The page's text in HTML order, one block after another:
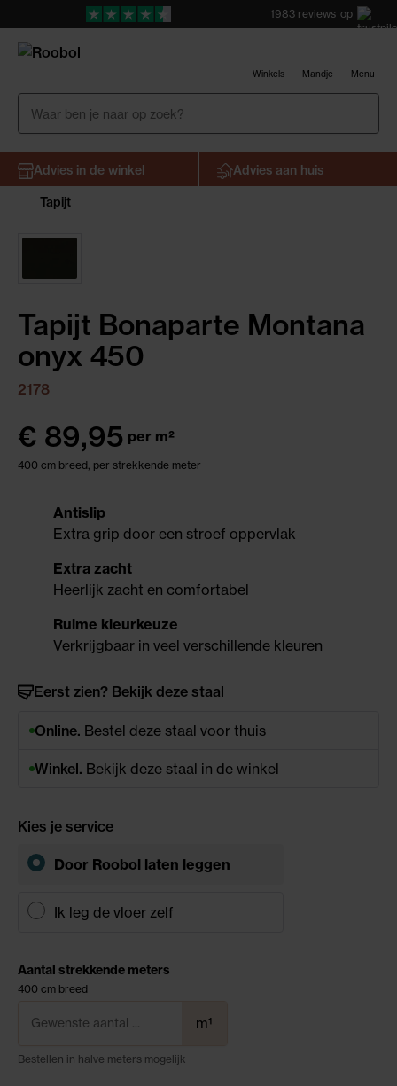
1983 reviews op
Winkels Mandje Menu
Advies in de winkel
Advies aan huis
Tapijt
Tapijt Bonaparte Montana
onyx 450
2178
€ 89,95 per m²
400 cm breed, per strekkende meter
Antislip
Extra grip door een stroef oppervlak
Extra zacht
Heerlijk zacht en comfortabel
Ruime kleurkeuze
Verkrijgbaar in veel verschillende kleuren
Eerst zien? Bekijk deze staal
Online. Bestel deze staal voor thuis
Winkel. Bekijk deze staal in de winkel
Kies je service
Door Roobol laten leggen
Ik leg de vloer zelf
Aantal strekkende meters
400 cm breed
m¹
Bestellen in halve meters mogelijk